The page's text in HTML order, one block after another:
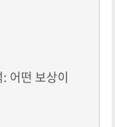
어떤 보상이